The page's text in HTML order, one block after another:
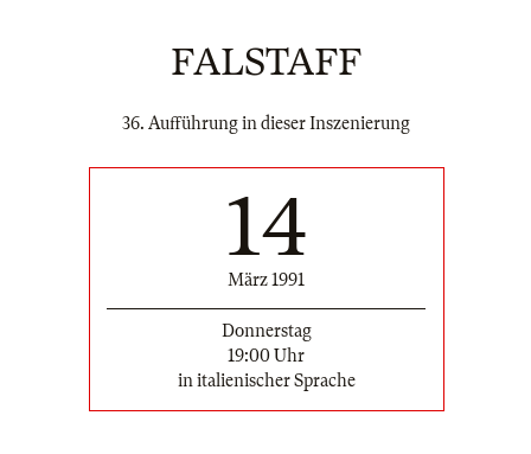
FALSTAFF
36. Aufführung in dieser Inszenierung
14
März 1991
Donnerstag
19:00 Uhr
in italienischer Sprache